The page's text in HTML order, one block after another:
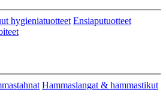
hygieniatuotteet Ensiaputuotteet
Hammaslangat & hammastikut